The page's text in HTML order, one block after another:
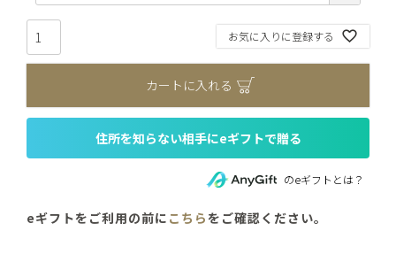
)
お気に入りに登録する
カートに入れる
住所を知らない相手にeギフトで贈る
のeギフトとは？
eギフトをご利用の前に こちらをご確認ください。